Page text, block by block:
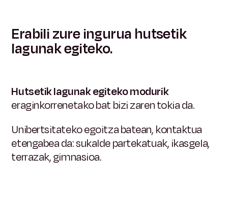
Erabili zure ingurua hutsetik
lagunak egiteko.
Hutsetik lagunak egiteko modurik
eraginkorrenetako bat bizi zaren tokia da.
Unibertsitateko egoitza batean, kontaktua
etengabea da: sukalde partekatuak, ikasgela,
terrazak, gimnasioa.